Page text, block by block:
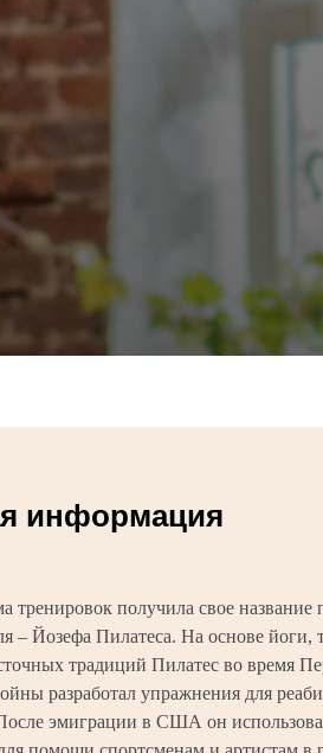
информация
тренировок получила свое
– Йозефа Пилатеса. На основе йоги,
традиций Пилатес во время
разработал упражнения для
эмиграции в США он